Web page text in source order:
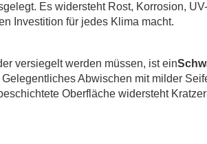
Es widersteht Rost, Korrosion,
Investition für jedes Klima macht.
versiegelt werden müssen, ist ein
Abwischen mit milder
Oberfläche widersteht